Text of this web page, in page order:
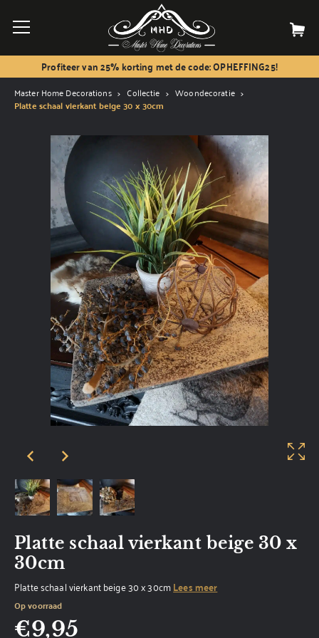
Profiteer van 25% korting met de code: OPHEFFING25!
Master Home Decorations Collectie Woondecoratie
Platte schaal vierkant beige 30 x 30cm
Platte schaal vierkant beige 30 x
30cm
Platte schaal vierkant beige 30 x 30cmLees meer
Op voorraad
€9,95